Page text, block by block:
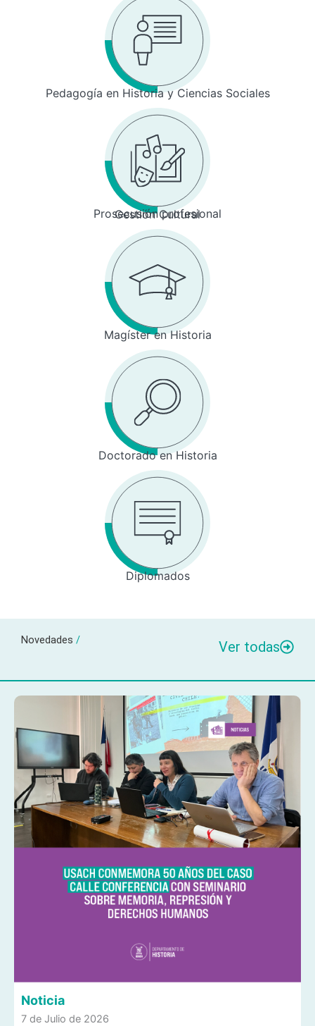
Pedagogía en Historia y Ciencias Sociales
Prosecusión profesional
Gestión Cultural
Magíster en Historia
Doctorado en Historia
Diplomados
Novedades / Ver todas
Noticia
7 de Julio de 2026